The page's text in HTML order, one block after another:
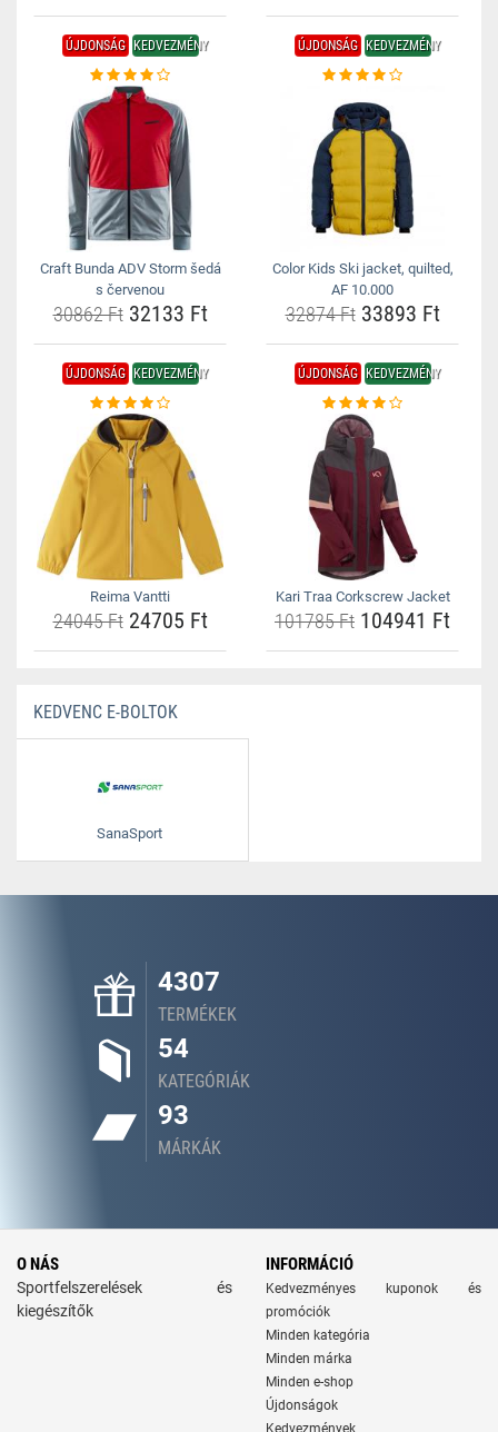
ÚJDONSÁG KEDVEZMÉNY
Craft Bunda ADV Storm šedá
s červenou
30862 Ft32133 Ft
ÚJDONSÁG KEDVEZMÉNY
Color Kids Ski jacket, quilted,
AF 10.000
32874 Ft33893 Ft
ÚJDONSÁG KEDVEZMÉNY
Reima Vantti
24045 Ft24705 Ft
ÚJDONSÁG KEDVEZMÉNY
Kari Traa Corkscrew Jacket
101785 Ft 104941 Ft
KEDVENC E-BOLTOK
SanaSport
4307
TERMÉKEK
54
KATEGÓRIÁK
93
MÁRKÁK
O NÁS
Sportfelszerelések és
kiegészítők
INFORMÁCIÓ
Kedvezményes kuponok és
promóciók
Minden kategória
Minden márka
Minden e-shop
Újdonságok
Kedvezmények